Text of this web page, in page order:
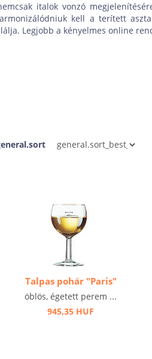
italok vonzó
kell a terített
Legjobb a kényelmes online
Talpas pohár "Paris"
öblös, égetett perem ...
945,35 HUF